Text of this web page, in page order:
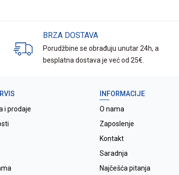
BRZA DOSTAVA
Porudžbine se obrađuju unutar 24h, a
besplatna dostava je već od 25€.
i prodaje
INFORMACIJE
O nama
Zaposlenje
Kontakt
Saradnja
Najčešća pitanja